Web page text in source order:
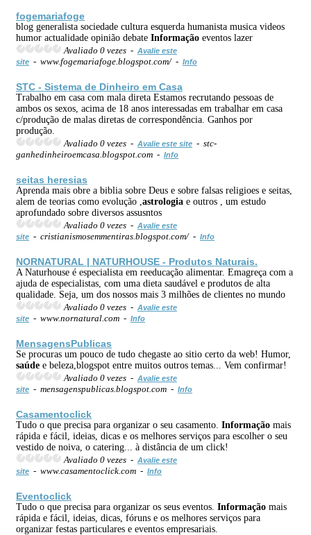
fogemariafoge
blog generalista sociedade cultura esquerda humanista musica videos
humor actualidade opinião debate Informação eventos lazer
Avaliado 0 vezes - Avalie este
site - www.fogemariafoge.blogspot.com/ - Info
STC - Sistema de Dinheiro em Casa
Trabalho em casa com mala direta Estamos recrutando pessoas de
ambos os sexos, acima de 18 anos interessadas em trabalhar em casa
c/produção de malas diretas de correspondência. Ganhos por
produção.
Avaliado 0 vezes - Avalie este site - stc-
ganhedinheiroemcasa.blogspot.com - Info
seitas heresias
Aprenda mais obre a biblia sobre Deus e sobre falsas religioes e seitas,
alem de teorias como evolução , astrologia e outros , um estudo
aprofundado sobre diversos assusntos
Avaliado 0 vezes - Avalie este
site - cristianismosemmentiras.blogspot.com/ - Info
NORNATURAL | NATURHOUSE - Produtos Naturais.
A Naturhouse é especialista em reeducação alimentar. Emagreça com a
ajuda de especialistas, com uma dieta saudável e produtos de alta
qualidade. Seja, um dos nossos mais 3 milhões de clientes no mundo
Avaliado 0 vezes - Avalie este
site - www.nornatural.com - Info
MensagensPublicas
Se procuras um pouco de tudo chegaste ao sitio certo da web! Humor,
saúde e beleza,blogspot entre muitos outros temas... Vem confirmar!
Avaliado 0 vezes - Avalie este
site - mensagenspublicas.blogspot.com - Info
Casamentoclick
Tudo o que precisa para organizar o seu casamento. Informação mais
rápida e fácil, ideias, dicas e os melhores serviços para escolher o seu
vestido de noiva, o catering... à distância de um click!
Avaliado 0 vezes - Avalie este
site - www.casamentoclick.com - Info
Eventoclick
Tudo o que precisa para organizar os seus eventos. Informação mais
rápida e fácil, ideias, dicas, fóruns e os melhores serviços para
organizar festas particulares e eventos empresariais.